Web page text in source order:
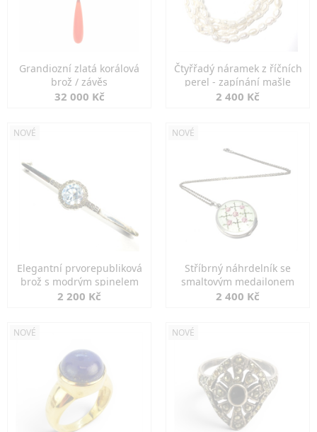
Grandiozní zlatá korálová
brož / závěs
32 000 Kč
Čtyřřadý náramek z říčních
perel - zapínání mašle
2 400 Kč
NOVÉ
Elegantní prvorepubliková
brož s modrým spinelem
2 200 Kč
NOVÉ
Stříbrný náhrdelník se
smaltovým medailonem
2 400 Kč
NOVÉ NOVÉ